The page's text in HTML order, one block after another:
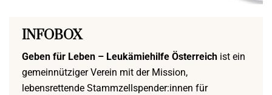
INFOBOX
Geben für Leben – Leukämiehilfe Österreichist ein
gemeinnütziger Verein mit der Mission,
lebensrettende Stammzellspender:innen für